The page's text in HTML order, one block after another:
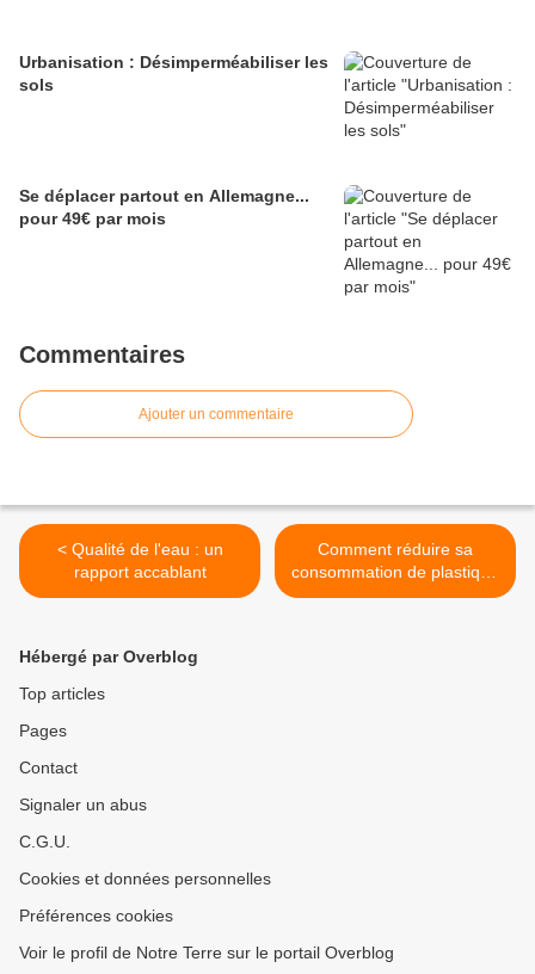
Urbanisation : Désimperméabiliser les
sols
Se déplacer partout en Allemagne...
pour 49€ par mois
Commentaires
Ajouter un commentaire
< Qualité de l'eau : un
rapport accablant
Comment réduire sa
consommation de plastique
? >
Hébergé par Overblog
Top articles
Pages
Contact
Signaler un abus
C.G.U.
Cookies et données personnelles
Préférences cookies
Voir le profil de Notre Terre sur le portail Overblog